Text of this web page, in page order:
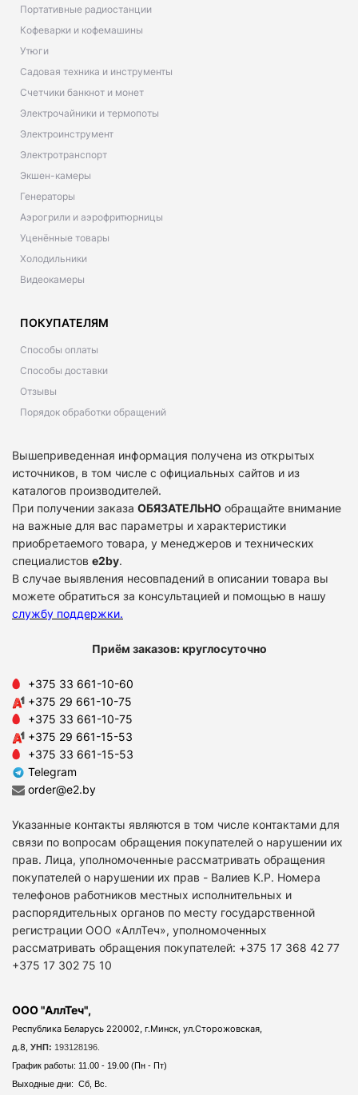
Портативные радиостанции
Кофеварки и кофемашины
Утюги
Садовая техника и инструменты
Счетчики банкнот и монет
Электрочайники и термопоты
Электроинструмент
Электротранспорт
Экшен-камеры
Генераторы
Аэрогрили и аэрофритюрницы
Уценённые товары
Холодильники
Видеокамеры
ПОКУПАТЕЛЯМ
Способы оплаты
Способы доставки
Отзывы
Порядок обработки обращений
Вышеприведенная информация получена из открытых
источников, в том числе с официальных сайтов и из
каталогов производителей.
При получении заказа ОБЯЗАТЕЛЬНО обращайте внимание
на важные для вас параметры и характеристики
приобретаемого товара, у менеджеров и технических
специалистов e2by.
В случае выявления несовпадений в описании товара вы
можете обратиться за консультацией и помощью в нашу
службу поддержки.
Приём заказов: круглосуточно
+375 33 661-10-60
+375 29 661-10-75
+375 33 661-10-75
+375 29 661-15-53
+375 33 661-15-53
Telegram
order@e2.by
Указанные контакты являются в том числе контактами для
связи по вопросам обращения покупателей о нарушении их
прав. Лица, уполномоченные рассматривать обращения
покупателей о нарушении их прав - Валиев К.Р. Номера
телефонов работников местных исполнительных и
распорядительных органов по месту государственной
регистрации ООО «АллТеч», уполномоченных
рассматривать обращения покупателей: +375 17 368 42 77
+375 17 302 75 10
ООО "АллТеч",
Республика Беларусь 220002, г.Минск, ул.Сторожовская,
д.8, УНП: 193128196.
График работы: 11.00 - 19.00 (Пн - Пт)
Выходные дни: Сб, Вс.